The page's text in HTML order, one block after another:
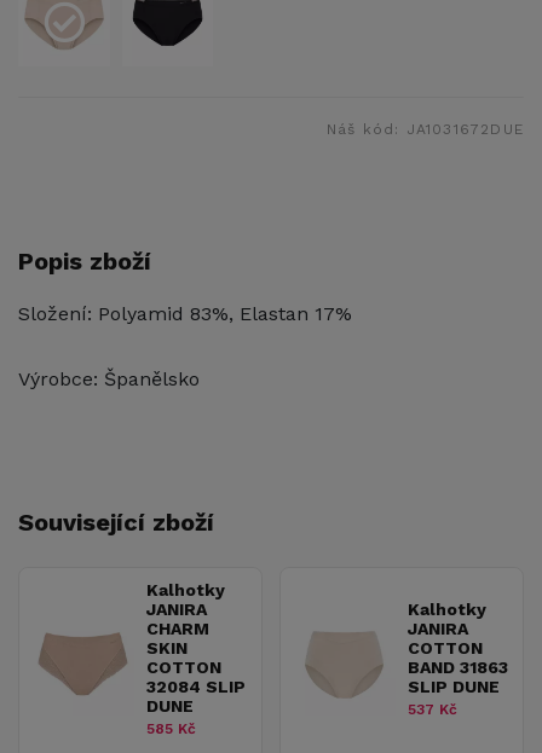
Náš kód: JA1031672DUE
Popis zboží
Složení: Polyamid 83%, Elastan 17%
Výrobce: Španělsko
Související zboží
Kalhotky
JANIRA
CHARM
SKIN
COTTON
32084 SLIP
DUNE
585 Kč
Kalhotky
JANIRA
COTTON
BAND 31863
SLIP DUNE
537 Kč